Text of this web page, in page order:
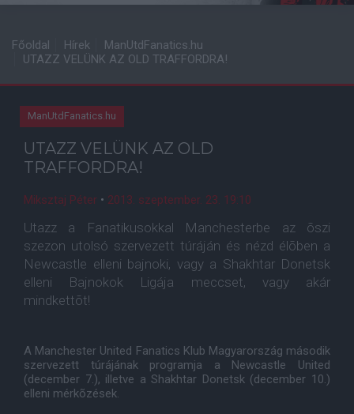
Főoldal Hírek
ManUtdFanatics.hu
UTAZZ VELÜNK AZ OLD TRAFFORDRA!
ManUtdFanatics.hu
UTAZZ VELÜNK AZ OLD
TRAFFORDRA!
Miksztaj Péter • 2013. szeptember. 23. 19:10
Utazz a Fanatikusokkal Manchesterbe az õszi
szezon utolsó szervezett túráján és nézd élõben a
Newcastle elleni bajnoki, vagy a Shakhtar Donetsk
elleni Bajnokok Ligája meccset, vagy akár
mindkettõt!
A Manchester United Fanatics Klub Magyarország második
szervezett túrájának programja a Newcastle United
(december 7.), illetve a Shakhtar Donetsk (december 10.)
elleni mérkõzések.